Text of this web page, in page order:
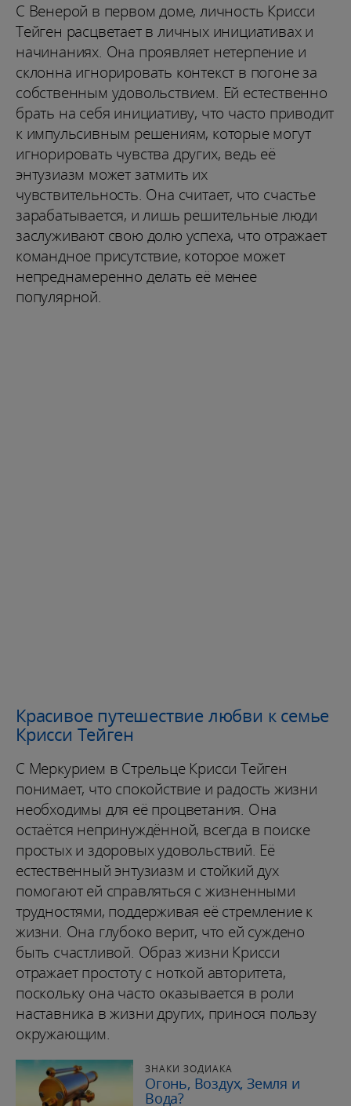
С Венерой в первом доме, личность Крисси
Тейген расцветает в личных инициативах и
начинаниях. Она проявляет нетерпение и
склонна игнорировать контекст в погоне за
собственным удовольствием. Ей естественно
брать на себя инициативу, что часто приводит
к импульсивным решениям, которые могут
игнорировать чувства других, ведь её
энтузиазм может затмить их
чувствительность. Она считает, что счастье
зарабатывается, и лишь решительные люди
заслуживают свою долю успеха, что отражает
командное присутствие, которое может
непреднамеренно делать её менее
популярной.
Красивое путешествие любви к семье
Крисси Тейген
С Меркурием в Стрельце Крисси Тейген
понимает, что спокойствие и радость жизни
необходимы для её процветания. Она
остаётся непринуждённой, всегда в поиске
простых и здоровых удовольствий. Её
естественный энтузиазм и стойкий дух
помогают ей справляться с жизненными
трудностями, поддерживая её стремление к
жизни. Она глубоко верит, что ей суждено
быть счастливой. Образ жизни Крисси
отражает простоту с ноткой авторитета,
поскольку она часто оказывается в роли
наставника в жизни других, принося пользу
окружающим.
ЗНАКИ ЗОДИАКА
Огонь, Воздух, Земля и
Вода?